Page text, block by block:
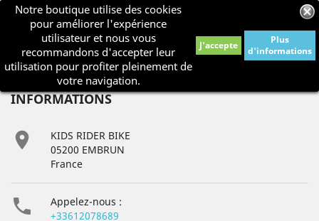
 shopping_cart

Notre boutique utilise des cookies
pour améliorer l'expérience
utilisateur et nous vous
recommandons d'accepter leur
utilisation pour profiter pleinement de
votre navigation.
J'accepte
Plus
d'informations
INFORMATIONS

KIDS RIDER BIKE
05200 EMBRUN
France

Appelez-nous :
+33612078689